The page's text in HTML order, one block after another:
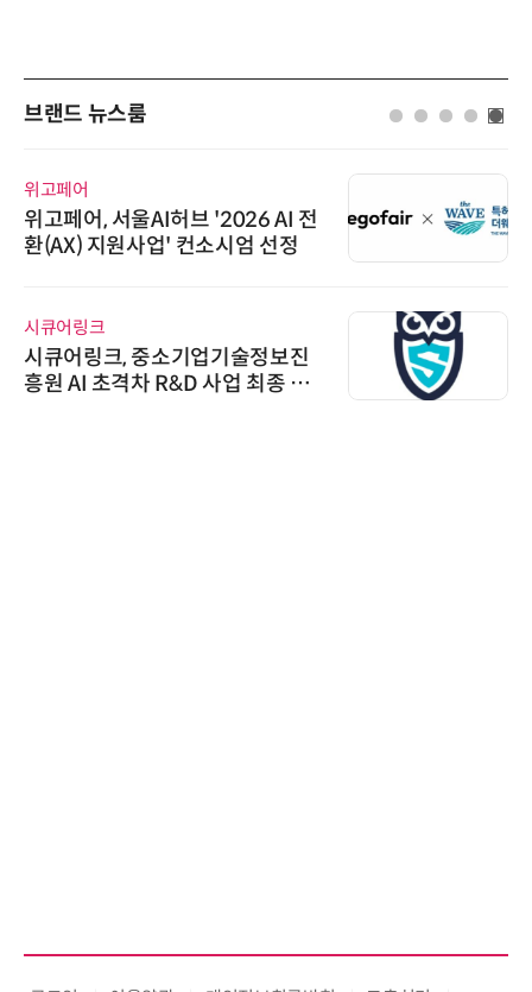
브랜드 뉴스룸
위고페어
위고페어, 서울AI허브 '2026 AI 전
환(AX) 지원사업' 컨소시엄 선정
시큐어링크
시큐어링크, 중소기업기술정보진
흥원 AI 초격차 R&D 사업 최종 선